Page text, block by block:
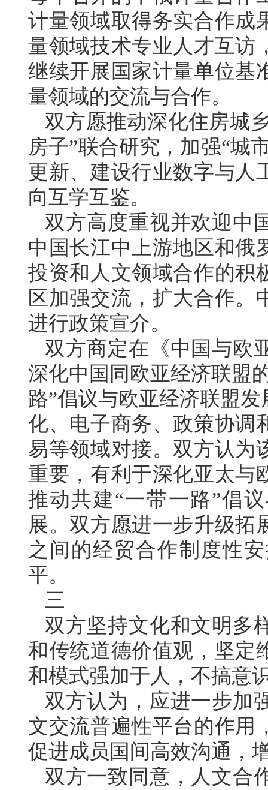
计量领域取得务实合作成
量领域技术专业人才互访
继续开展国家计量单位基
量领域的交流与合作。
双方愿推动深化住房城
房子”联合研究，加强“城
更新、建设行业数字与人
向互学互鉴。
双方高度重视并欢迎中
中国长江中上游地区和俄
投资和人文领域合作的积
区加强交流，扩大合作。
进行政策宣介。
双方商定在《中国与欧
深化中国同欧亚经济联盟
路”倡议与欧亚经济联盟
化、电子商务、政策协调
易等领域对接。双方认为
重要，有利于深化亚太与
推动共建“一带一路”倡
展。双方愿进一步升级拓
之间的经贸合作制度性
平。
三
双方坚持文化和文明多
和传统道德价值观，坚定
和模式强加于人，不搞意
双方认为，应进一步加
文交流普遍性平台的作用
促进成员国间高效沟通，
双方一致同意，人文合